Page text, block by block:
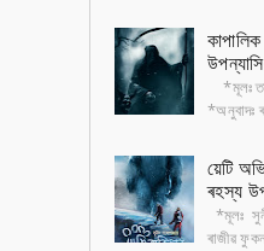
*মূলঃ
*অনুবাদঃ
চৰিত্ৰ। এই চৰিত্ৰটোৰ
য়েটি
ৰহস্য
*মূলঃ
ৰাজীৱ